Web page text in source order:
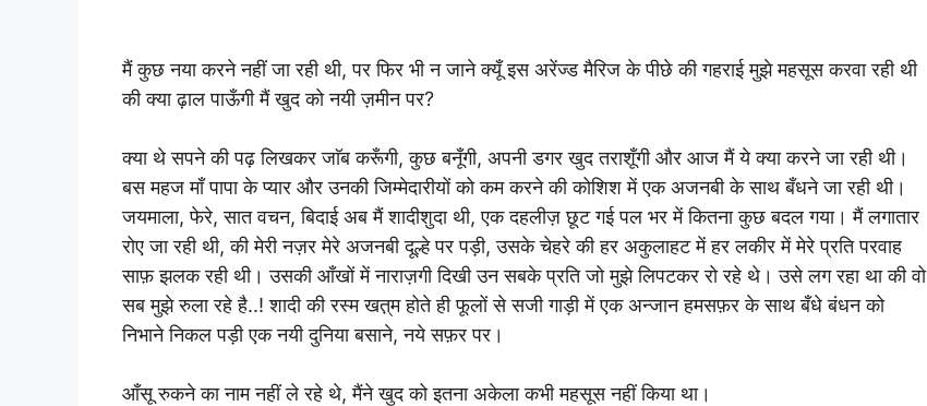
मैं कुछ नया करने नहीं जा रही थी, पर फिर भी न जाने क्यूँ इस अरेंज्ड मैरिज के पीछे की गहराई मुझे महसूस करवा रही थी
की क्या ढ़ाल पाऊँगी मैं खुद को नयी ज़मीन पर?
क्या थे सपने की पढ़ लिखकर जाॅब करूँगी, कुछ बनूँगी, अपनी डगर खुद तराशूँगी और आज मैं ये क्या करने जा रही थी।
बस महज माँ पापा के प्यार और उनकी जिम्मेदारीयों को कम करने की कोशिश में एक अजनबी के साथ बँधने जा रही थी।
जयमाला, फेरे, सात वचन, बिदाई अब मैं शादीशुदा थी, एक दहलीज़ छूट गई पल भर में कितना कुछ बदल गया। मैं लगातार
रोए जा रही थी, की मेरी नज़र मेरे अजनबी दूल्हे पर पड़ी, उसके चेहरे की हर अकुलाहट में हर लकीर में मेरे प्रति परवाह
साफ़ झलक रही थी। उसकी आँखों में नाराज़गी दिखी उन सबके प्रति जो मुझे लिपटकर रो रहे थे। उसे लग रहा था की वो
सब मुझे रुला रहे है..! शादी की रस्म खत़्म होते ही फूलों से सजी गाड़ी में एक अन्जान हमसफ़र के साथ बँधे बंधन को
निभाने निकल पड़ी एक नयी दुनिया बसाने, नये सफ़र पर।
आँसू रुकने का नाम नहीं ले रहे थे, मैंने खुद को इतना अकेला कभी महसूस नहीं किया था।